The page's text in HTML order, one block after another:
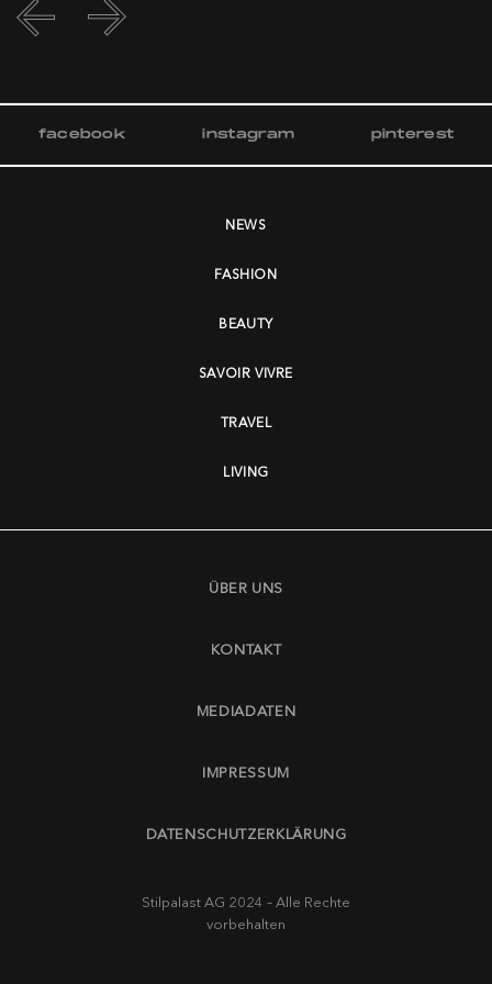
facebook instagram pinterest
NEWS
FASHION
BEAUTY
SAVOIR VIVRE
TRAVEL
LIVING
ÜBER UNS
KONTAKT
MEDIADATEN
IMPRESSUM
DATENSCHUTZERKLÄRUNG
Stilpalast AG 2024 – Alle Rechte
vorbehalten